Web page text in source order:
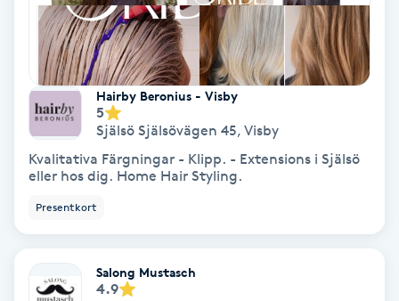
MicroPen
Microshading
Mixfransar
Nagelförlängning
Hairby Beronius - Visby
5
Själsö Själsövägen 45, Visby
Kvalitativa Färgningar - Klipp. - Extensions i Själsö
eller hos dig. Home Hair Styling.
Presentkort
Salong Mustasch
4.9